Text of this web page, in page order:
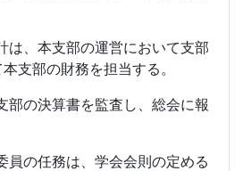
、本支部の運営において支部
支部の財務を担当する。
の決算書を監査し、総会に報
の任務は、学会会則の定める